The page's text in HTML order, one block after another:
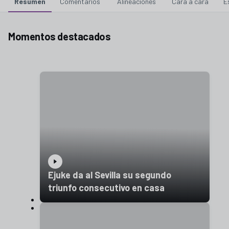
Momentos destacados
Ejuke da al Sevilla su segundo
triunfo consecutivo en casa